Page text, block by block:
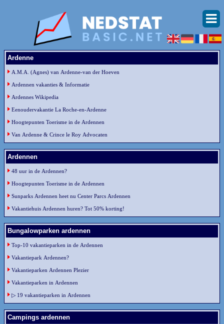
Ardenne
A.M.A. (Agnes) van Ardenne-van der Hoeven
Ardennen vakanties & Informatie
Ardennes Wikipedia
Eenoudervakantie La Roche-en-Ardenne
Hoogtepunten Toerisme in de Ardennen
Van Ardenne & Crince le Roy Advocaten
Ardennen
48 uur in de Ardennen?
Hoogtepunten Toerisme in de Ardennen
Sunparks Ardennen heet nu Center Parcs Ardennen
Vakantiehuis Ardennen huren? Tot 50% korting!
Bungalowparken ardennen
Top-10 vakantieparken in de Ardennen
Vakantiepark Ardennen?
Vakantieparken Ardennen Plezier
Vakantieparken in Ardennen
▷ 19 vakantieparken in Ardennen
Campings ardennen